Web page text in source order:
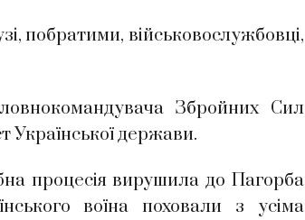
побратими, військовослужбовці,
Збройних Сил
Української держави.
процесія вирушила до Пагорба
воїна поховали з усіма